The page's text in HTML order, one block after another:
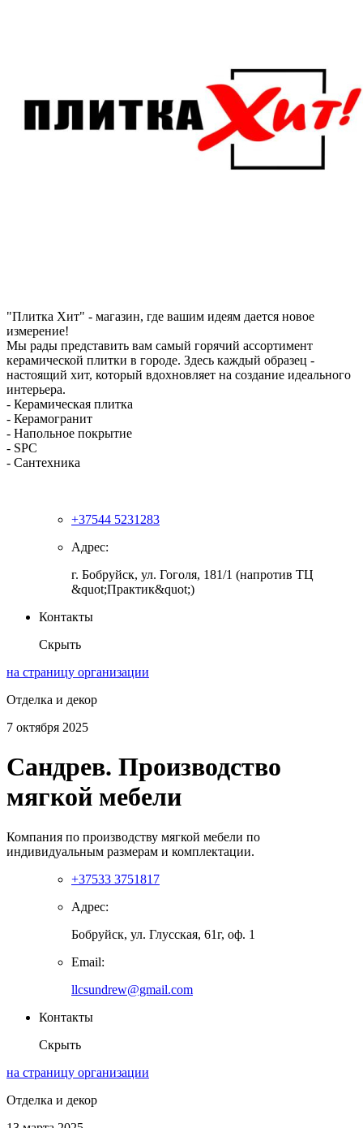
"Плитка Хит" - магазин, где вашим идеям дается новое
измерение!
Мы рады представить вам самый горячий ассортимент
керамической плитки в городе. Здесь каждый образец -
настоящий хит, который вдохновляет на создание идеального
интерьера.
- Керамическая плитка
- Керамогранит
- Напольное покрытие
- SPC
- Сантехника
+37544 5231283
Адрес:
г. Бобруйск, ул. Гоголя, 181/1 (напротив ТЦ
&quot;Практик&quot;)
Контакты
Скрыть
на страницу организации
Отделка и декор
7 октября 2025
Сандрев. Производство
мягкой мебели
Компания по производству мягкой мебели по
индивидуальным размерам и комплектации.
+37533 3751817
Адрес:
Бобруйск, ул. Глусская, 61г, оф. 1
Email:
llcsundrew@gmail.com
Контакты
Скрыть
на страницу организации
Отделка и декор